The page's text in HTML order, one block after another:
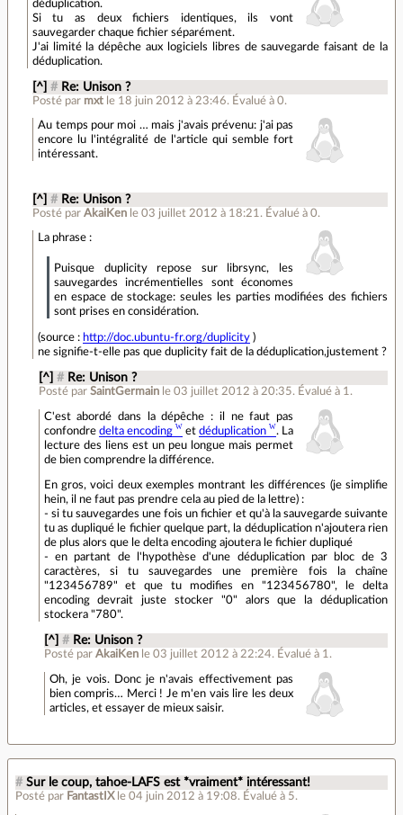
déduplication.
Si tu as deux fichiers identiques, ils vont
sauvegarder chaque fichier séparément.
J'ai limité la dépêche aux logiciels libres de sauvegarde faisant de la
déduplication.
[^] # Re: Unison ?
Posté par mxt le 18 juin 2012 à 23:46. Évalué à0.
Au temps pour moi … mais j'avais prévenu: j'ai pas
encore lu l'intégralité de l'article qui semble fort
intéressant.
[^] # Re: Unison ?
Posté parAkaiKen le 03 juillet 2012 à 18:21 . Évalué à0.
La phrase :
Puisque duplicity repose sur librsync, les
sauvegardes incrémentielles sont économes
en espace de stockage: seules les parties modifiées des fichiers
sont prises en considération.
(source : http://doc.ubuntu-fr.org/duplicity )
ne signifie-t-elle pas que duplicity fait de la déduplication,justement ?
[^] # Re: Unison ?
Posté par SaintGermain le 03 juillet 2012 à 20:35. Évalué à 1 .
C'est abordé dans la dépêche : il ne faut pas
confondre delta encoding etdéduplication
. La
lecture des liens est un peu longue mais permet
de bien comprendre la différence.
En gros, voici deux exemples montrant les différences (je simplifie
hein, il ne faut pas prendre cela au pied de la lettre) :
- si tu sauvegardes une fois un fichier et qu'à la sauvegarde suivante
tu as dupliqué le fichier quelque part, la déduplication n'ajoutera rien
de plus alors que le delta encoding ajoutera le fichier dupliqué
- en partant de l'hypothèse d'une déduplication par bloc de 3
caractères, si tu sauvegardes une première fois la chaîne
"123456789" et que tu modifies en "123456780", le delta
encoding devrait juste stocker "0" alors que la déduplication
stockera "780".
[^] # Re: Unison ?
Posté par AkaiKen le 03 juillet 2012 à 22:24. Évalué à 1 .
Oh, je vois. Donc je n'avais effectivement pas
bien compris… Merci ! Je m'en vais lire les deux
articles, et essayer de mieux saisir.
# Sur le coup, tahoe-LAFS est *vraiment* intéressant!
Posté par FantastIX le 04 juin 2012 à 19:08. Évalué à 5.